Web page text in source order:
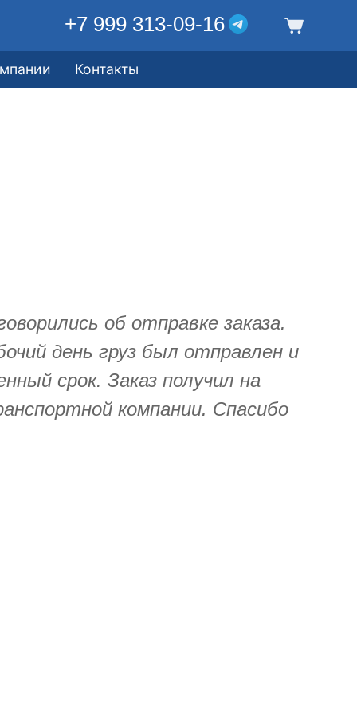
+7 999 313-09-16
Контакты
об отправке заказа.
день груз был отправлен и
срок. Заказ получил на
компании. Спасибо